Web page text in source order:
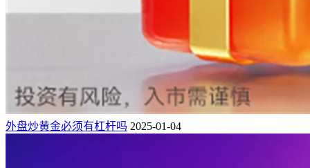
外盘炒黄金必须有杠杆吗 2025-01-04